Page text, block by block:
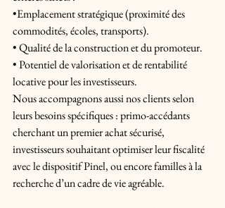
•Emplacement stratégique (proximité des
commodités, écoles, transports).
• Qualité de la construction et du promoteur.
• Potentiel de valorisation et de rentabilité
locative pour les investisseurs.
Nous accompagnons aussi nos clients selon
leurs besoins spécifiques : primo-accédants
cherchant un premier achat sécurisé,
investisseurs souhaitant optimiser leur fiscalité
avec le dispositif Pinel, ou encore familles à la
recherche d’un cadre de vie agréable.